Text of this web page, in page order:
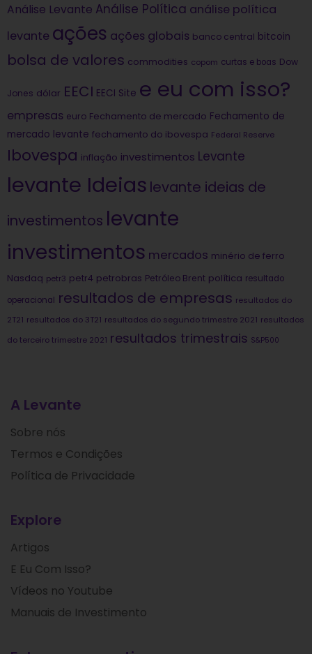
Análise Levante Análise Política análise política
levante ações ações globais banco central bitcoin
bolsa de valores commodities copom curtas e boas Dow
Jones dólar EECI EECI Site e eu com isso?
empresas euro Fechamento de mercado Fechamento de
mercado levante fechamento do ibovespa Federal Reserve
Ibovespa inflação investimentos Levante
levante Ideias levante ideias de
investimentos levante
investimentos mercados minério de ferro
Nasdaq petr3 petr4 petrobras Petróleo Brent política resultado
operacional resultados de empresas resultados do
2T21 resultados do 3T21 resultados do segundo trimestre 2021 resultados
do terceiro trimestre 2021 resultados trimestrais S&P500
A Levante
Sobre nós
Termos e Condições
Política de Privacidade
Explore
Artigos
E Eu Com Isso?
Vídeos no Youtube
Manuais de Investimento